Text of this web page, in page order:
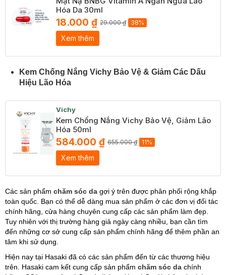
Hóa Da 30ml
18.000 ₫ 29.000 ₫ 38%
Xem thêm
Kem Chống Nắng Vichy Bảo Vệ & Giảm Các Dấu
Hiệu Lão Hóa
Vichy
Kem Chống Nắng Vichy Bảo Vệ, Giảm Lão
Hóa 50ml
584.000 ₫ 655.000 ₫ 11%
Xem thêm
Các sản phẩm chăm sóc da gợi ý trên được phân phối rộng khắp
toàn quốc. Bạn có thể dễ dàng mua sản phẩm ở các đơn vị đối tác
chính hãng, cửa hàng chuyên cung cấp các sản phẩm làm đẹp.
Tuy nhiên với thị trường hàng giả ngày càng nhiều, bạn cần tìm
đến những cơ sở cung cấp sản phẩm chính hãng để thêm phần an
tâm khi sử dụng.
Hiện nay tại Hasaki đã có các sản phẩm đến từ các thương hiệu
trên. Hasaki cam kết cung cấp sản phẩm chăm sóc da chính